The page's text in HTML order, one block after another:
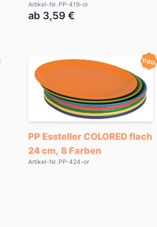
Artikel-Nr. PP-419-or
ab 3,59 €
neu
PP Essteller COLORED flach
24 cm, 8 Farben
Artikel-Nr. PP-424-or